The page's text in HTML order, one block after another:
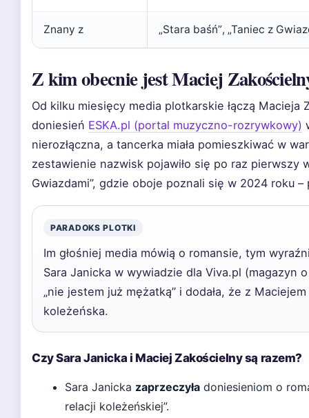
Znany z „Stara baśń”, „Taniec z
Z kim obecnie jest Maciej
Od kilku miesięcy media plotkarskie łączą
doniesień ESKA.pl (portal muzyczno-rozrywkowy)
nierozłączna, a tancerka miała pomieszkiwać w
zestawienie nazwisk pojawiło się po raz pierwszy
Gwiazdami”, gdzie oboje poznali się w 2024 roku
PARADOKS PLOTKI
Im głośniej media mówią o romansie, tym
Sara Janicka w wywiadzie dla Viva.pl (magazyn
„nie jestem już mężatką” i dodała, że z
koleżeńska.
Czy Sara Janicka i Maciej Zakościelny są razem?
Sara Janicka zaprzeczyła doniesieniom o
relacji koleżeńskiej”.